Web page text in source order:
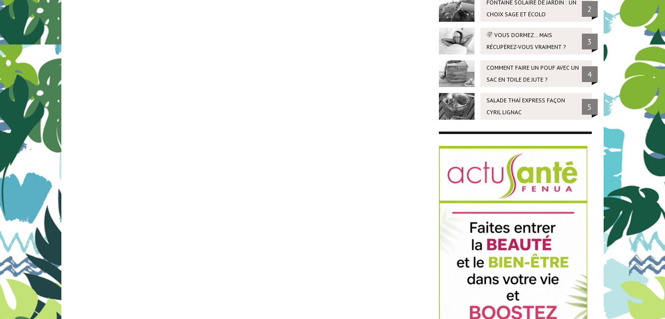
FONTAINE SOLAIRE DE JARDIN : UN
CHOIX SAGE ET ÉCOLO
2
VOUS DORMEZ… MAIS
RÉCUPÉREZ-VOUS VRAIMENT ?
3
COMMENT FAIRE UN POUF AVEC UN
SAC EN TOILE DE JUTE ?
4
SALADE THAÏ EXPRESS FAÇON
CYRIL LIGNAC
5